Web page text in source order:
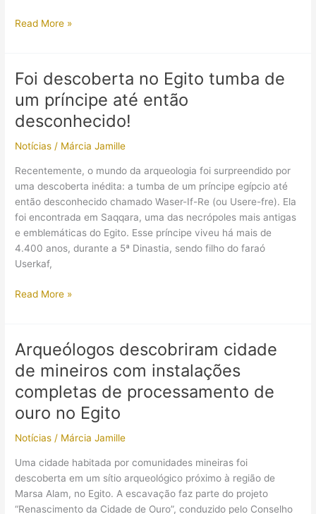
A
pegou
fogo?
Quais
são
as
curiosas
que
rondam
o
“faraó-
menino”?
Read More »
Foi descoberta no Egito tumba de
um príncipe até então
desconhecido!
Notícias / Márcia Jamille
Recentemente, o mundo da arqueologia foi surpreendido por
uma descoberta inédita: a tumba de um príncipe egípcio até
então desconhecido chamado Waser-If-Re (ou Usere-fre). Ela
foi encontrada em Saqqara, uma das necrópoles mais antigas
e emblemáticas do Egito. Esse príncipe viveu há mais de
4.400 anos, durante a 5ª Dinastia, sendo filho do faraó
Userkaf,
Foi
tumba
de
um
príncipe
até
então
Read More »
Arqueólogos descobriram cidade
de mineiros com instalações
completas de processamento de
ouro no Egito
Notícias / Márcia Jamille
Uma cidade habitada por comunidades mineiras foi
descoberta em um sítio arqueológico próximo à região de
Marsa Alam, no Egito. A escavação faz parte do projeto
“Renascimento da Cidade de Ouro”, conduzido pelo Conselho